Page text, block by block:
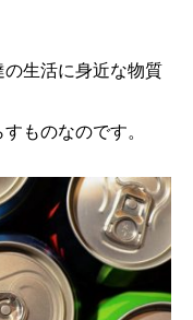
生活に身近な物質
ものなのです。